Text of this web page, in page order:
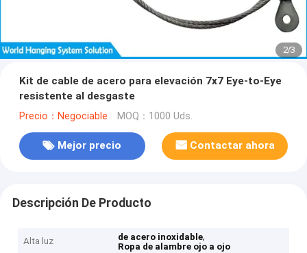
2/3
Kit de cable de acero para elevación 7x7 Eye-to-Eye
resistente al desgaste
Precio：Negociable MOQ：1000 Uds.
Mejor precio Contactar ahora
Descripción De Producto
Alta luz de acero inoxidable,
Ropa de alambre ojo a ojo